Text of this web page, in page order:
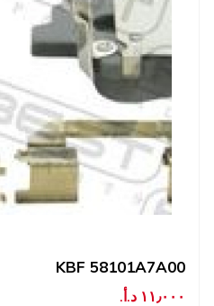
KBF 58101A7A00
١١٫٠٠٠ د.أ.‏